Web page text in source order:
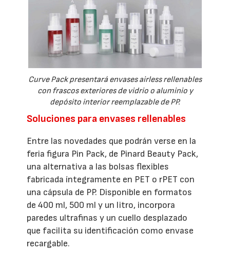
Curve Pack presentará envases airless rellenables
con frascos exteriores de vidrio o aluminio y
depósito interior reemplazable de PP.
Soluciones para envases rellenables
Entre las novedades que podrán verse en la
feria figura Pin Pack, de Pinard Beauty Pack,
una alternativa a las bolsas flexibles
fabricada íntegramente en PET o rPET con
una cápsula de PP. Disponible en formatos
de 400 ml, 500 ml y un litro, incorpora
paredes ultrafinas y un cuello desplazado
que facilita su identificación como envase
recargable.